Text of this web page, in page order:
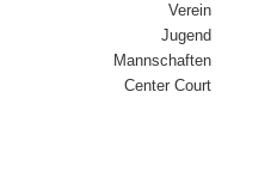
Ver­ein
Jugend
Mann­schaf­ten
Cen­ter Court